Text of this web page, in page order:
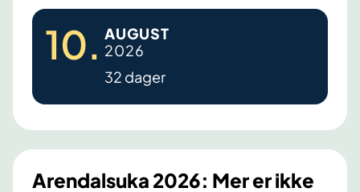
K
t
i
v
t
10. AUGUST
2026
32 dager
Arendalsuka 2026: Mer er ikke